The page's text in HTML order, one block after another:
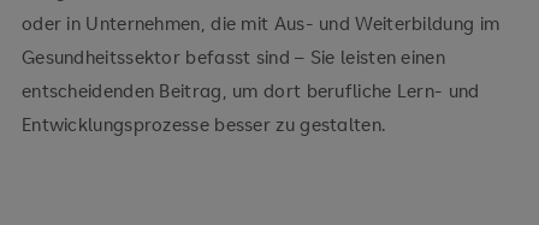
oder in Unternehmen, die mit Aus- und Weiterbildung im
Gesundheitssektor befasst sind – Sie leisten einen
entscheidenden Beitrag, um dort berufliche Lern- und
Entwicklungsprozesse besser zu gestalten.